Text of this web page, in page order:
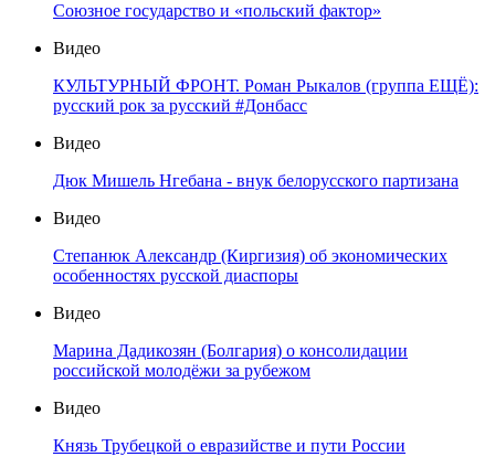
Союзное государство и «польский фактор»
Видео
КУЛЬТУРНЫЙ ФРОНТ. Роман Рыкалов (группа ЕЩЁ):
русский рок за русский #Донбасс
Видео
Дюк Мишель Нгебана - внук белорусского партизана
Видео
Степанюк Александр (Киргизия) об экономических
особенностях русской диаспоры
Видео
Марина Дадикозян (Болгария) о консолидации
российской молодёжи за рубежом
Видео
Князь Трубецкой о евразийстве и пути России